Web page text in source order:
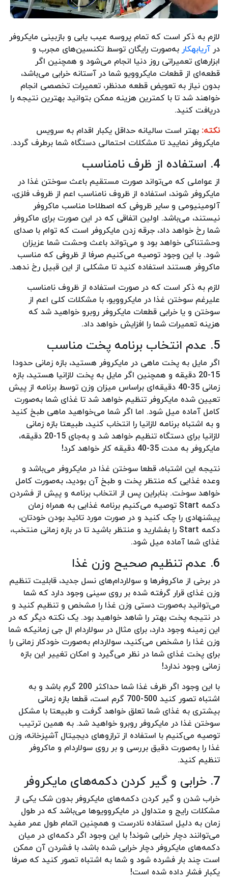
لازم به ذکر است که تمام پروسه عیب یابی و بازبینی مایکروفر
درآریابهکاربه‌صورت رایگان توسط تکنسین‌های مجرب و
ابزارهای تعمیراتی روز دنیا انجام می‌شود و همچنین اگر
قطعه‌ای از قطعات مایکروویو شما در آستانه خرابی می‌باشد،
بدون نیاز به تعویض قطعه مدنظر، تعمیرات تخصصی انجام
خواهند شد تا با کمترین هزینه ممکن بتوانید بهترین نتیجه را
دریافت کنید.
نکته: بهتر است سالیانه حداقل یکبار اقدام به سرویس
مایکروفر نمایید تا مشکلات احتمالی دستگاه شما برطرف گردد.
4. استفاده از ظرف نامناسب
از عواملی که می‌تواند صورت مستقیم باعث سوختن غذا در
مایکروفر شوند، استفاده از ظروف نامناسب اعم از ظروف فلزی،
آلومینیومی و سایر ظروفی که اصطلاحا مناسب ماکروفر
نیستند، می‌باشد. اولین اتفاقی که در این صورت برای ماکروفر
شما رخ خواهد داد، جرقه زدن مایکروفر است که توام با صدای
وحشتناکی خواهد بود و می‌تواند باعث وحشت شما عزیزان
شود. با این وجود توصیه می‌کنیم صرفا از ظروفی که مناسب
ماکروفر هستند استفاده کنید تا مشکلی از این قبیل رخ ندهد.
لازم به ذکر است که در صورت استفاده از ظروف نامناسب
علیرغم سوختن غذا در مایکروویو، با مشکلات کلی اعم از
سوختن و یا خرابی قطعات مایکروفر روبرو خواهید شد که
هزینه تعمیرات شما را افزایش خواهد داد.
5. عدم انتخاب برنامه پخت مناسب
اگر مایل به پخت ماهی در مایکروفر هستید، بازه زمانی حدودا
15-20 دقیقه و همچنین اگر مایل به پخت لازانیا هستید، بازه
زمانی 35-40 دقیقه‌ای براساس میزان وزن توسط برنامه از پیش
تعیین شده مایکروفر تنظیم خواهد شد تا غذای شما به‌صورت
کامل آماده میل شود. اما اگر شما می‌خواهید ماهی طبخ کنید
و به اشتباه برنامه لازانیا را انتخاب کنید، طبیعتا بازه زمانی
لازانیا برای دستگاه تنظیم خواهد شد و به‌جای 15-20 دقیقه،
مایکروفر به مدت 35-40 دقیقه کار خواهد کرد!
نتیجه این اشتباه، قطعا سوختن غذا در مایکروفر می‌باشد و
وعده غذایی که منتظر پخت و طبخ آن بودید، به‌صورت کامل
خواهد سوخت. بنابراین پس از انتخاب برنامه و پیش از فشردن
دکمه Start توصیه می‌کنیم برنامه غذایی به همراه زمان
پیشنهادی را چک کنید و در صورت مورد تائید بودن خودتان،
دکمه Start را بفشارید و منتظر باشید تا در بازه زمانی منتخب،
غذای شما آماده میل شود.
6. عدم تنظیم صحیح وزن غذا
در برخی از ماکروفرها و سولاردام‌های نسل جدید، قابلیت تنظیم
وزن غذای قرار گرفته شده بر روی سینی وجود دارد که شما
می‌توانید به‌صورت دستی وزن غذا را مشخص و تنظیم کنید و
در نتیجه پخت بهتر را شاهد خواهید بود. یک نکته دیگر که در
این زمینه وجود دارد، برای مثال در سولاردام ال جی زمانیکه شما
وزن غذا را مشخص می‌کنید، سولاردام به‌صورت خودکار زمانی را
برای پخت غذای شما در نظر می‌گیرد و امکان تغییر این بازه
زمانی وجود ندارد!
با این وجود اگر ظرف غذا شما حداکثر 200 گرم باشد و به
اشتباه تصور کنید 500-700 گرم است، قطعا بازه زمانی
بیشتری به غذای شما تعلق خواهد گرفت و طبیعتا با مشکل
سوختن غذا در مایکروفر روبرو خواهید شد. به همین ترتیب
توصیه می‌کنیم با استفاده از ترازوهای دیجیتال آشپزخانه، وزن
غذا را به‌صورت دقیق بررسی و بر روی سولاردام و ماکروفر
تنظیم کنید.
7. خرابی و گیر کردن دکمه‌های مایکروفر
خراب شدن و گیر کردن دکمه‌های مایکروفر بدون شک یکی از
مشکلات رایج و متداول در مایکروویوها می‌باشد که در طول
زمان به دلیل استفاده نادرست و همچنین اتمام طول عمر مفید
می‌توانند دچار خرابی شوند! با این وجود اگر دکمه‌ای در میان
دکمه‌های مایکروفر دچار خرابی شده باشد، با فشردن آن ممکن
است چند بار فشرده شود و شما به اشتباه تصور کنید که صرفا
یکبار فشار داده شده است!